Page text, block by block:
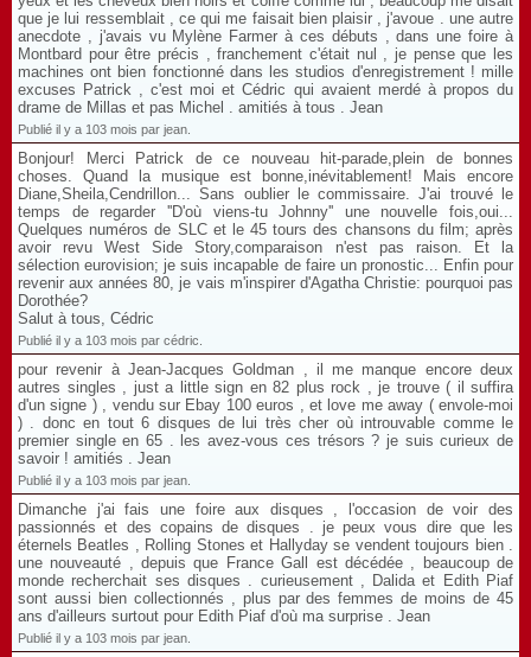
que je lui ressemblait , ce qui me faisait bien plaisir , j'avoue . une autre
anecdote , j'avais vu Mylène Farmer à ces débuts , dans une foire à
Montbard pour être précis , franchement c'était nul , je pense que les
machines ont bien fonctionné dans les studios d'enregistrement ! mille
excuses Patrick , c'est moi et Cédric qui avaient merdé à propos du
drame de Millas et pas Michel . amitiés à tous . Jean
Publié il y a 103 mois par jean.
Bonjour! Merci Patrick de ce nouveau hit-parade,plein de bonnes
choses. Quand la musique est bonne,inévitablement! Mais encore
Diane,Sheila,Cendrillon... Sans oublier le commissaire. J'ai trouvé le
temps de regarder ''D'où viens-tu Johnny'' une nouvelle fois,oui...
Quelques numéros de SLC et le 45 tours des chansons du film; après
avoir revu West Side Story,comparaison n'est pas raison. Et la
sélection eurovision; je suis incapable de faire un pronostic... Enfin pour
revenir aux années 80, je vais m'inspirer d'Agatha Christie: pourquoi pas
Dorothée?
Salut à tous, Cédric
Publié il y a 103 mois par cédric.
pour revenir à Jean-Jacques Goldman , il me manque encore deux
autres singles , just a little sign en 82 plus rock , je trouve ( il suffira
d'un signe ) , vendu sur Ebay 100 euros , et love me away ( envole-moi
) . donc en tout 6 disques de lui très cher où introuvable comme le
premier single en 65 . les avez-vous ces trésors ? je suis curieux de
savoir ! amitiés . Jean
Publié il y a 103 mois par jean.
Dimanche j'ai fais une foire aux disques , l'occasion de voir des
passionnés et des copains de disques . je peux vous dire que les
éternels Beatles , Rolling Stones et Hallyday se vendent toujours bien .
une nouveauté , depuis que France Gall est décédée , beaucoup de
monde recherchait ses disques . curieusement , Dalida et Edith Piaf
sont aussi bien collectionnés , plus par des femmes de moins de 45
ans d'ailleurs surtout pour Edith Piaf d'où ma surprise . Jean
Publié il y a 103 mois par jean.